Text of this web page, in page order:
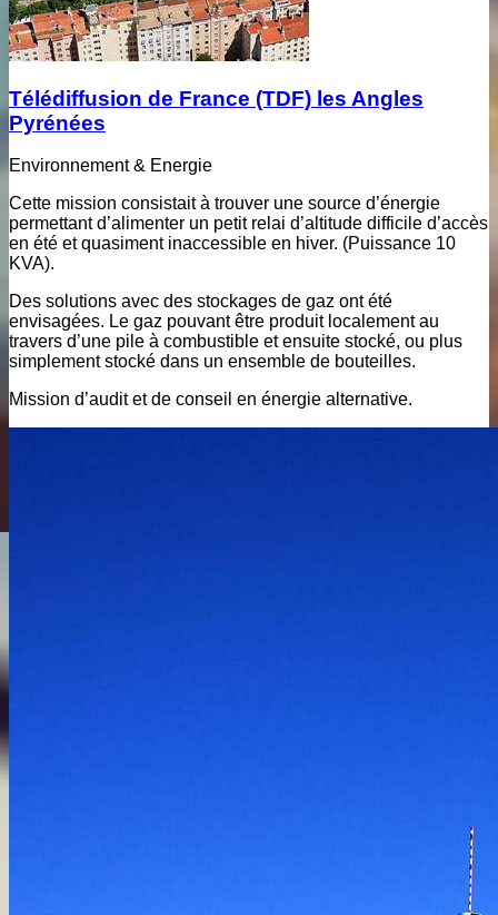
Télédiffusion de France (TDF) les Angles
Pyrénées
Environnement & Energie
Cette mission consistait à trouver une source d’énergie
permettant d’alimenter un petit relai d’altitude difficile d’accès
en été et quasiment inaccessible en hiver. (Puissance 10
KVA).
Des solutions avec des stockages de gaz ont été
envisagées. Le gaz pouvant être produit localement au
travers d’une pile à combustible et ensuite stocké, ou plus
simplement stocké dans un ensemble de bouteilles.
Mission d’audit et de conseil en énergie alternative.